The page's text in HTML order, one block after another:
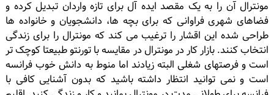
مونترال آن را به یک مقصد ایده آل برای تازه واردان تبدیل کرده و
فضاهای شهری فراوانی که برای بچه ها، دانشجویان و خانواده ها
طراحی شده این اقشار را ترغیب می کند که مونترال را برای زندگی
انتخاب کنند. بازار کار در مونترال در مقایسه با تورنتو طبیعتا کوچک تر
است و فرصتهای شغلی البته زیادند اما منوط به دانش خوب فرانسه
است و نمی توانید انتظار داشته باشید که بدون آشنایی کافی با